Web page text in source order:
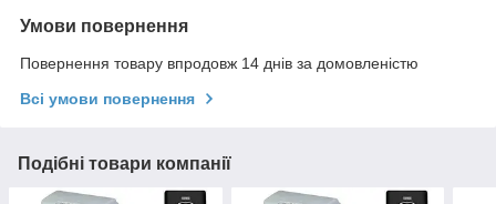
Умови повернення
Повернення товару впродовж 14 днів за домовленістю
Всі умови повернення
Подібні товари компанії